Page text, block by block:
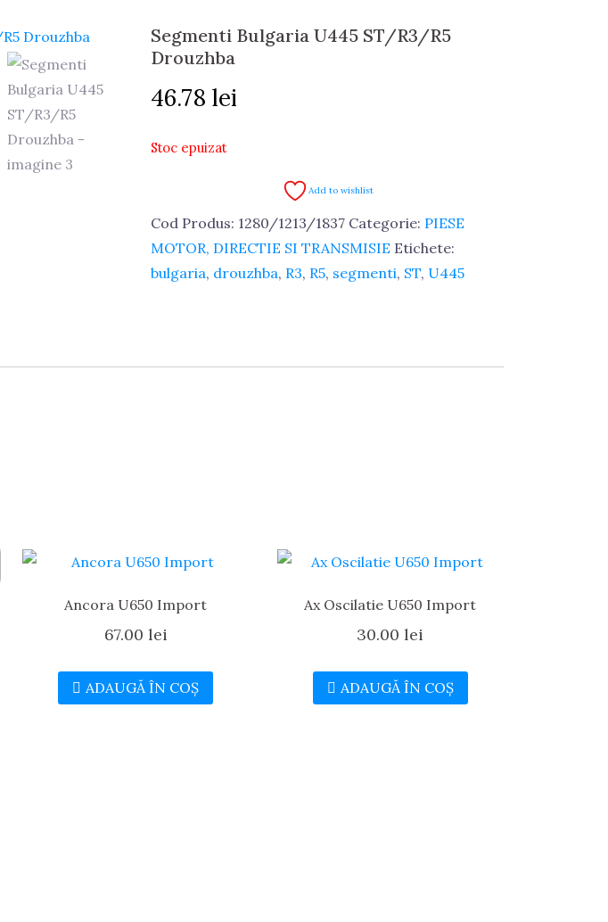
Segmenti Bulgaria U445 ST/R3/R5
Drouzhba
46.78 lei
Stoc epuizat
Add to wishlist
Cod Produs: 1280/1213/1837 Categorie: PIESE
MOTOR, DIRECTIE SI TRANSMISIE Etichete:
bulgaria, drouzhba, R3, R5, segmenti, ST, U445
Ancora U650 Import
67.00 lei
ADAUGĂ ÎN COȘ
Ax Oscilatie U650 Import
30.00lei
ADAUGĂ ÎN COȘ